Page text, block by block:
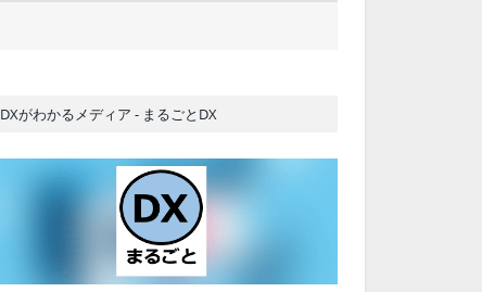
DXがわかるメディア - まるごとDX